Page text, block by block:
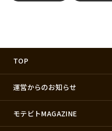
TOP
運営からのお知らせ
モテビトMAGAZINE